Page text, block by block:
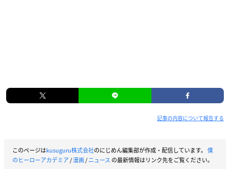
記事の内容について報告する
このページはkusuguru株式会社のにじめん編集部が作成・配信しています。 僕
のヒーローアカデミア/漫画/ニュース の最新情報はリンク先をご覧ください。